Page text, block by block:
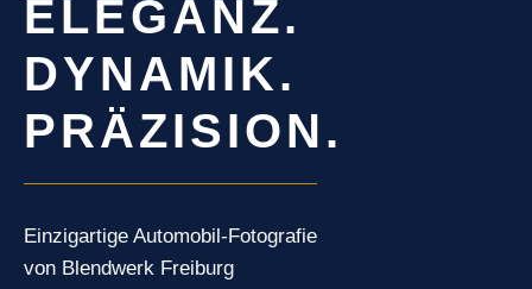
ELEGANZ.
DYNAMIK.
PRÄZISION.
Einzigartige Automobil-Fotografie
von Blendwerk Freiburg